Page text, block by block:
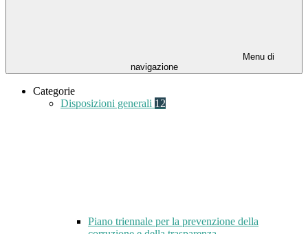
Menu di
navigazione
Categorie
Disposizioni generali 12
Piano triennale per la prevenzione della